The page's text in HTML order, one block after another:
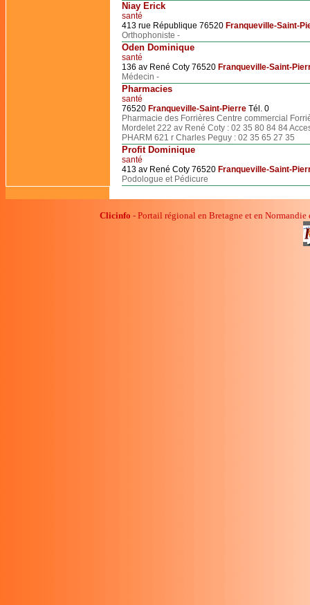
Niay Erick
santé
413 rue République 76520 Franqueville-Saint-
Orthophoniste -
Oden Dominique
santé
136 av René Coty 76520 Franqueville-Saint-
Médecin -
Pharmacies
santé
76520 Franqueville-Saint-Pierre Tél. 0
Pharmacie des Forrières Centre commercial
Mordelet 222 av René Coty : 02 35 80 84 84
PHARM 621 r Charles Peguy : 02 35 65 27 35
Profit Dominique
santé
413 av René Coty 76520 Franqueville-Saint-
Podologue et Pédicure
Clicinfo - Portail régional en Bretagne et en